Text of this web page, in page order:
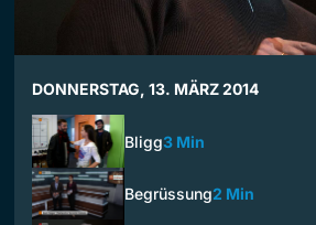
DONNERSTAG, 13. MÄRZ 2014
Bligg3 Min
Begrüssung2 Min